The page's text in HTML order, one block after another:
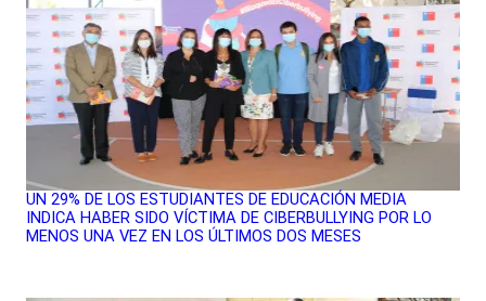
UN 29% DE LOS ESTUDIANTES DE EDUCACIÓN MEDIA
INDICA HABER SIDO VÍCTIMA DE CIBERBULLYING POR LO
MENOS UNA VEZ EN LOS ÚLTIMOS DOS MESES